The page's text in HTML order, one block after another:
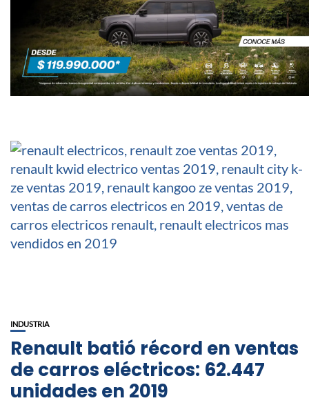
INDUSTRIA
Renault batió récord en ventas
de carros eléctricos: 62.447
unidades en 2019